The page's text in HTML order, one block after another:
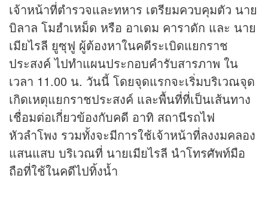
เจ้าหน้าที่ตำรวจและทหาร เตรียมควบคุมตัว นาย
บิลาล โมฮำเหม็ด หรือ อาเดม คาราดัก และ นาย
เมียไรลี ยูซุฟู ผู้ต้องหาในคดีระเบิดแยกราช
ประสงค์ ไปทำแผนประกอบคำรับสารภาพ ใน
เวลา 11.00 น. วันนี้ โดยจุดแรกจะเริ่มบริเวณจุด
เกิดเหตุแยกราชประสงค์ และพื้นที่ที่เป็นเส้นทาง
เชื่อมต่อเกี่ยวข้องกับคดี อาทิ สถานีรถไฟ
หัวลำโพง รวมทั้งจะมีการใช้เจ้าหน้าที่ลงงมคลอง
แสนแสบ บริเวณที่ นายเมียไรลี นำโทรศัพท์มือ
ถือที่ใช้ในคดีไปทิ้งน้ำ